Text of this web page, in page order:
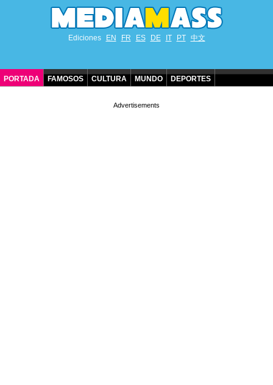
Ediciones EN FR ES DE IT PT 中文
PORTADA FAMOSOS CULTURA MUNDO DEPORTES